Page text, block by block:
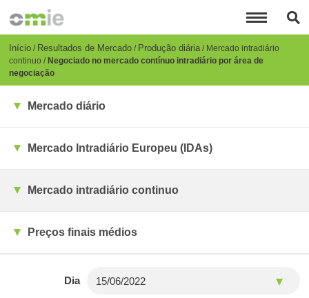
para
conteúdo
principal
Breadcrumb
Início Resultados de Mercado Produção diária Mercado intradiário
continuo Negociado no mercado contínuo intradiário por área de
negociação
Mercado diário
Mercado Intradiário Europeu (IDAs)
Mercado intradiário continuo
Preços finais médios
Dia